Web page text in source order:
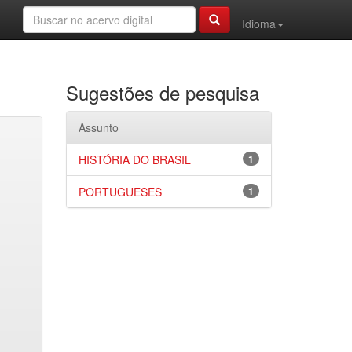
Idioma
Sugestões de pesquisa
Assunto
1
HISTÓRIA DO BRASIL
1
PORTUGUESES